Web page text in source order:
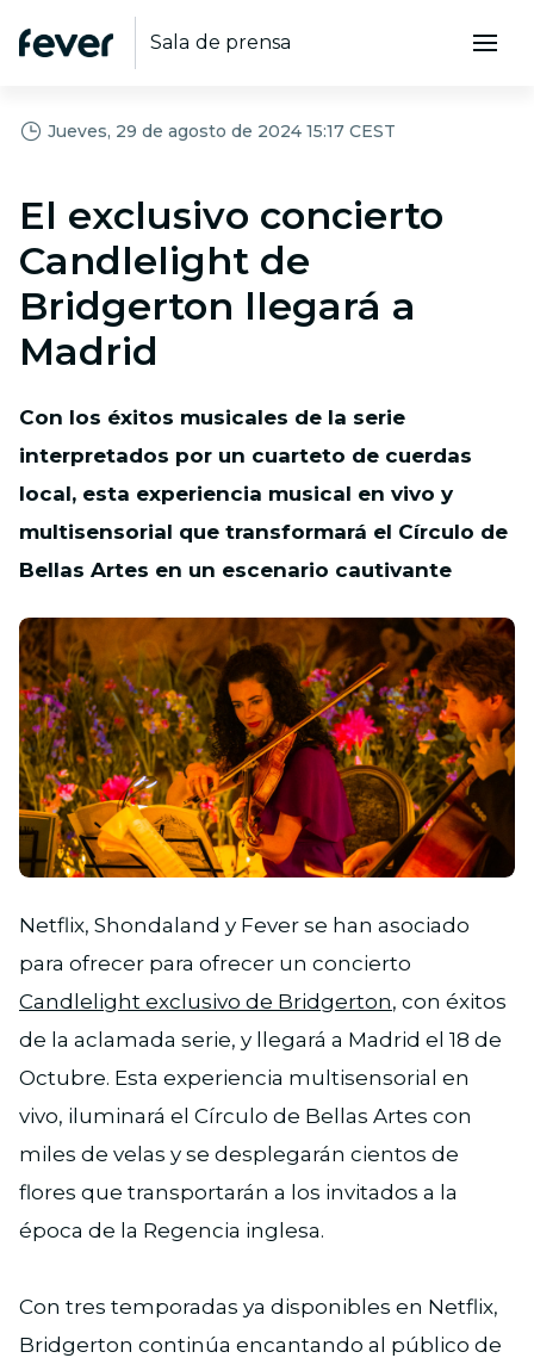
Sala de prensa
Jueves, 29 de agosto de 2024 15:17 CEST
El exclusivo concierto
Candlelight de
Bridgerton llegará a
Madrid
Con los éxitos musicales de la serie
interpretados por un cuarteto de cuerdas
local, esta experiencia musical en vivo y
multisensorial que transformará el Círculo de
Bellas Artes en un escenario cautivante
JPG
Netflix, Shondaland y Fever se han asociado
para ofrecer para ofrecer un concierto
Candlelight exclusivo de Bridgerton, con éxitos
de la aclamada serie, y llegará a Madrid el 18 de
Octubre. Esta experiencia multisensorial en
vivo, iluminará el Círculo de Bellas Artes con
miles de velas y se desplegarán cientos de
flores que transportarán a los invitados a la
época de la Regencia inglesa.
Con tres temporadas ya disponibles en Netflix,
Bridgerton continúa encantando al público de